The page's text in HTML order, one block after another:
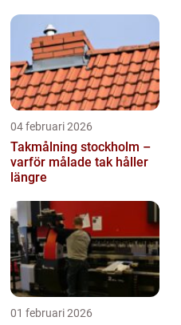
04 februari 2026
Takmålning stockholm –
varför målade tak håller
längre
01 februari 2026